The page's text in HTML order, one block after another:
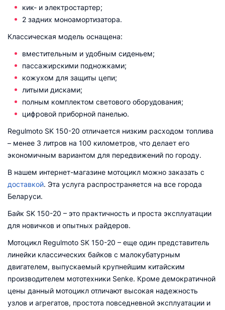
кик- и электростартер;
2 задних моноамортизатора.
Классическая модель оснащена:
вместительным и удобным сиденьем;
пассажирскими подножками;
кожухом для защиты цепи;
литыми дисками;
полным комплектом светового оборудования;
цифровой приборной панелью.
Regulmoto SK 150-20 отличается низким расходом топлива
– менее 3 литров на 100 километров, что делает его
экономичным вариантом для передвижений по городу.
В нашем интернет-магазине мотоцикл можно заказать с
доставкой. Эта услуга распространяется на все города
Беларуси.
Байк SK 150-20 – это практичность и проста эксплуатации
для новичков и опытных райдеров.
Мотоцикл Regulmoto SK 150-20 – еще один представитель
линейки классических байков с малокубатурным
двигателем, выпускаемый крупнейшим китайским
производителем мототехники Senke. Кроме демократичной
цены данный мотоцикл отличают высокая надежность
узлов и агрегатов, простота повседневной эксплуатации и